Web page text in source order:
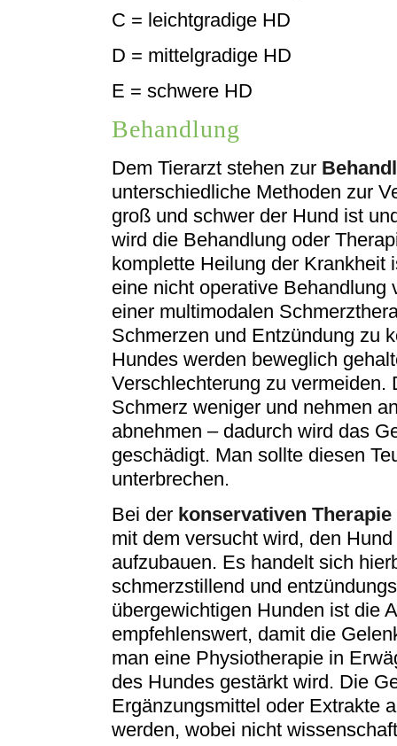
C = leichtgradige HD
D = mittelgradige HD
E = schwere HD
Behandlung
Dem Tierarzt stehen zur
unterschiedliche Methoden zur
groß und schwer der Hund ist
wird die Behandlung oder
komplette Heilung der Krankheit
eine nicht operative Behandlung
einer multimodalen
Schmerzen und Entzündung zu
Hundes werden beweglich
Verschlechterung zu
Schmerz weniger und nehmen
abnehmen – dadurch wird das
geschädigt. Man sollte diesen
unterbrechen.
Bei der konservativen Therapie
mit dem versucht wird, den
aufzubauen. Es handelt sich
schmerzstillend und
übergewichtigen Hunden ist die
empfehlenswert, damit die
man eine Physiotherapie in
des Hundes gestärkt wird. Die
Ergänzungsmittel oder Extrakte
werden, wobei nicht